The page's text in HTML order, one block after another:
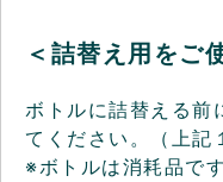
＜詰替え用をご
ボトルに詰替える前
てください。（上記
※ボトルは消耗品で